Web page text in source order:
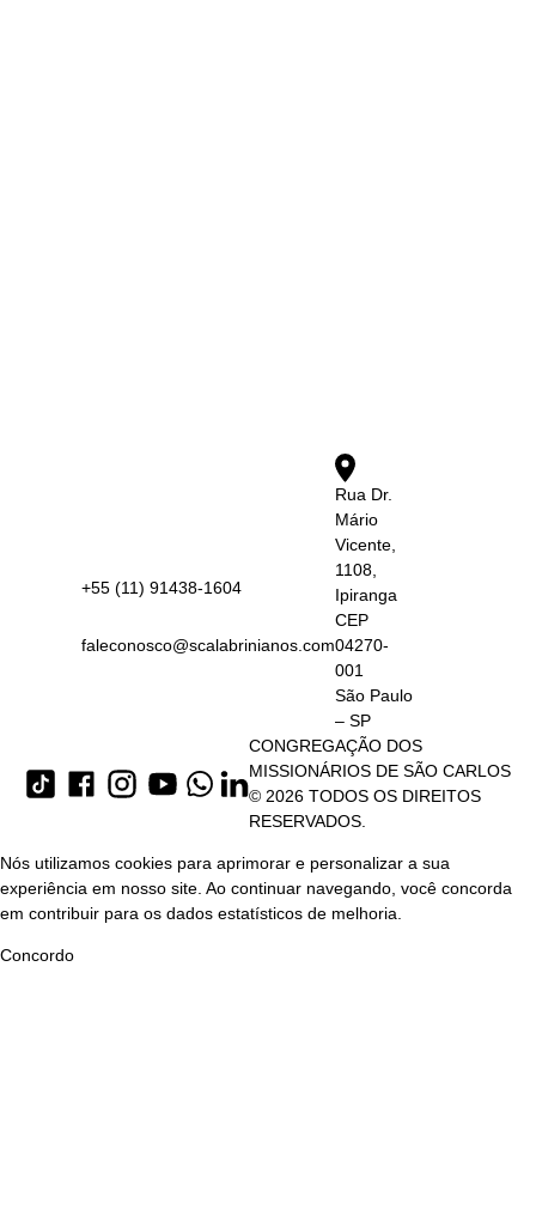
+55 (11) 91438-1604
faleconosco@scalabrinianos.com
Rua Dr.
Mário
Vicente,
1108,
Ipiranga
CEP
04270-
001
São Paulo
– SP
CONGREGAÇÃO DOS
MISSIONÁRIOS DE SÃO CARLOS
© 2026 TODOS OS DIREITOS
RESERVADOS.
Nós utilizamos cookies para aprimorar e personalizar a sua
experiência em nosso site. Ao continuar navegando, você concorda
em contribuir para os dados estatísticos de melhoria.
Concordo